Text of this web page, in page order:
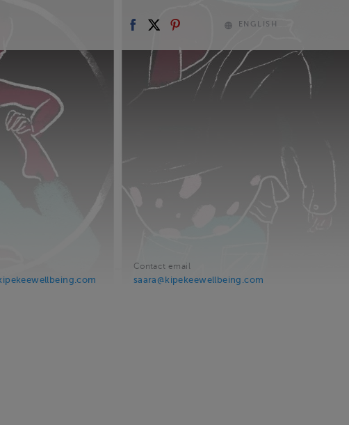
ENGLISH
Contact email
saara@kipekeewellbeing.com